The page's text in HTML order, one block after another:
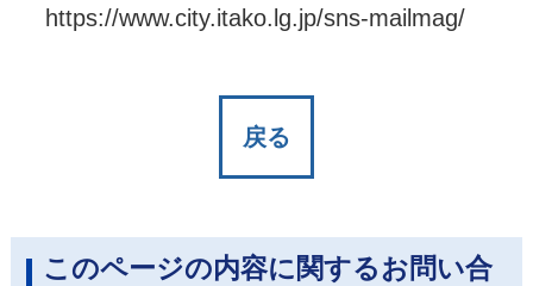
https://www.city.itako.lg.jp/sns-mailmag/
戻る
このページの内容に関するお問い合